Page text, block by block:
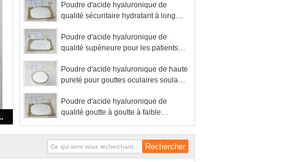
Poudre d'acide hyaluronique de
qualité sécuritaire hydratant à long
Poudre d'acide hyaluronique de
qualité supérieure pour les patients
Poudre d'acide hyaluronique de haute
pureté pour gouttes oculaires soulage
Poudre d'acide hyaluronique de
qualité goutte à goutte à faible
61-9